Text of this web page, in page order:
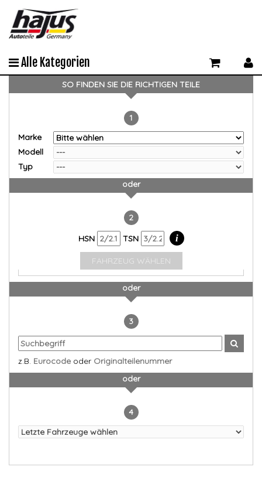
Alle Kategorien
SO FINDEN SIE DIE RICHTIGEN TEILE
1
Marke
Modell
Typ
oder
2
HSN
TSN i
FAHRZEUG WÄHLEN
oder
3
z.B. Eurocode oder Originalteilenummer
oder
4